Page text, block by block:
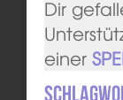
Dir
einer